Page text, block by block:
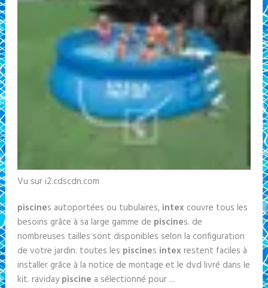
Vu sur i2.cdscdn.com
piscines autoportées ou tubulaires, intex couvre tous les
besoins grâce à sa large gamme de piscines. de
nombreuses tailles sont disponibles selon la configuration
de votre jardin. toutes les piscines intex restent faciles à
installer grâce à la notice de montage et le dvd livré dans le
kit. ravidaypiscine a sélectionné pour ...